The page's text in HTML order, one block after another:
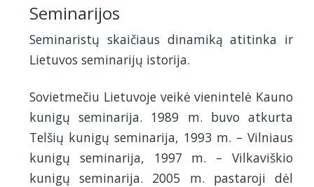
Seminarijos
Seminaristų skaičiaus dinamiką atitinka ir
Lietuvos seminarijų istorija.
Sovietmečiu Lietuvoje veikė vienintelė Kauno
kunigų seminarija. 1989 m. buvo atkurta
Telšių kunigų seminarija, 1993 m. – Vilniaus
kunigų seminarija, 1997 m. – Vilkaviškio
kunigų seminarija. 2005 m. pastaroji dėl